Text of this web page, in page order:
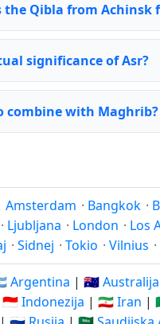
Qibla from Achinsk
significance of Asr?
combine with Maghrib?
Amsterdam · Bangkok ·
· Ljubljana · London · Los
· Sidnej · Tokio · Vilnius ·
Argentina | 🇦🇺 Australija
🇮🇩 Indonezija | 🇮🇷 Iran |